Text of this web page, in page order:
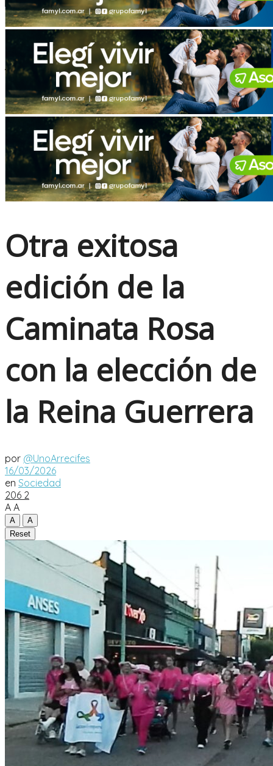
No Result
View All Result
Otra exitosa
edición de la
Caminata Rosa
con la elección de
la Reina Guerrera
por @UnoArrecifes
16/03/2026
en Sociedad
206 2
A A
A
A
Reset